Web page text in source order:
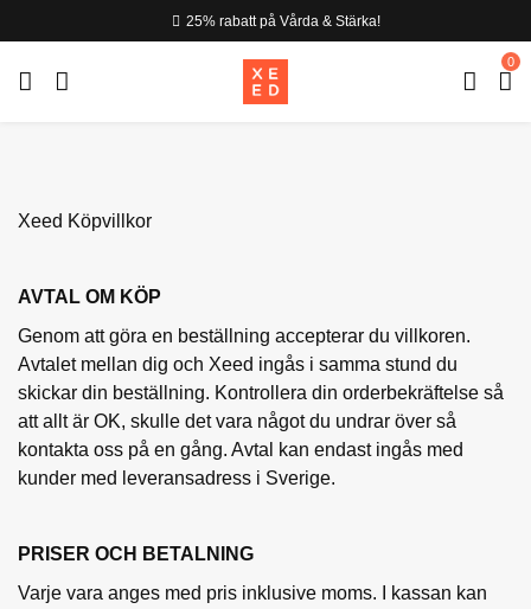
25% rabatt på Vårda & Stärka!
0
Xeed Köpvillkor
AVTAL OM KÖP
Genom att göra en beställning accepterar du villkoren.
Avtalet mellan dig och Xeed ingås i samma stund du
skickar din beställning. Kontrollera din orderbekräftelse så
att allt är OK, skulle det vara något du undrar över så
kontakta oss på en gång. Avtal kan endast ingås med
kunder med leveransadress i Sverige.
PRISER OCH BETALNING
Varje vara anges med pris inklusive moms. I kassan kan